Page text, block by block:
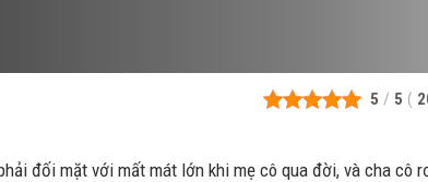
5 / 5 (
đối mặt với mất mát lớn khi mẹ cô qua đời, và cha cô